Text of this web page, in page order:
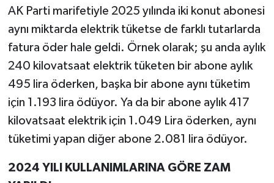
AK Parti marifetiyle 2025 yılında iki konut abonesi
aynı miktarda elektrik tüketse de farklı tutarlarda
fatura öder hale geldi. Örnek olarak; şu anda aylık
240 kilovatsaat elektrik tüketen bir abone aylık
495 lira öderken, başka bir abone aynı tüketim
için 1.193 lira ödüyor. Ya da bir abone aylık 417
kilovatsaat elektrik için 1.049 Lira öderken, aynı
tüketimi yapan diğer abone 2.081 lira ödüyor.
2024 YILI KULLANIMLARINA GÖRE ZAM